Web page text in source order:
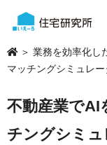
＞ 業務を効率化し
マッチングシミュレー
不動産業でAI
チングシミュ